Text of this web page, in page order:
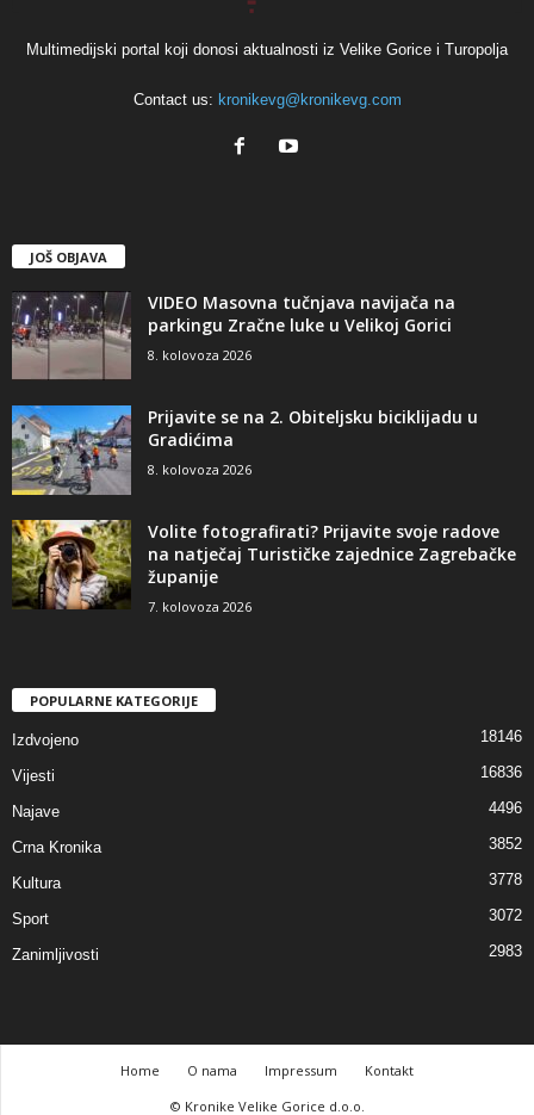
Multimedijski portal koji donosi aktualnosti iz Velike Gorice i Turopolja
Contact us: kronikevg@kronikevg.com
JOŠ OBJAVA
VIDEO Masovna tučnjava navijača na
parkingu Zračne luke u Velikoj Gorici
8. kolovoza 2026
Prijavite se na 2. Obiteljsku biciklijadu u
Gradićima
8. kolovoza 2026
Volite fotografirati? Prijavite svoje radove
na natječaj Turističke zajednice Zagrebačke
županije
7. kolovoza 2026
POPULARNE KATEGORIJE
Izdvojeno 18146
Vijesti 16836
Najave 4496
Crna Kronika 3852
Kultura 3778
Sport 3072
Zanimljivosti 2983
Home O nama Impressum
Kontakt
© Kronike Velike Gorice d.o.o.